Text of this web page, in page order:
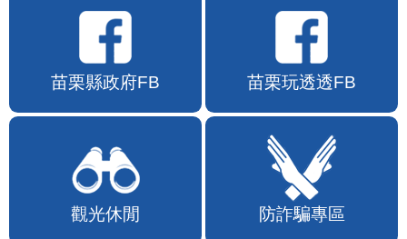
苗栗縣政府FB 苗栗玩透透FB
觀光休閒 防詐騙專區